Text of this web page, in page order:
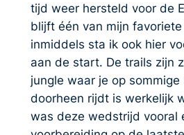
tijd weer hersteld voor de
blijft één van mijn
inmiddels sta ik ook hier
aan de start. De trails zijn
jungle waar je op sommige
doorheen rijdt is werkelijk
was deze wedstrijd vooral